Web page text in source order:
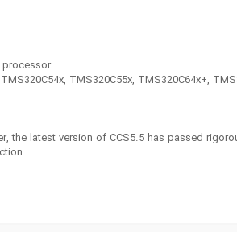
TMS320C55x, TMS320C64x+,
the latest version of CCS5.5 has passed